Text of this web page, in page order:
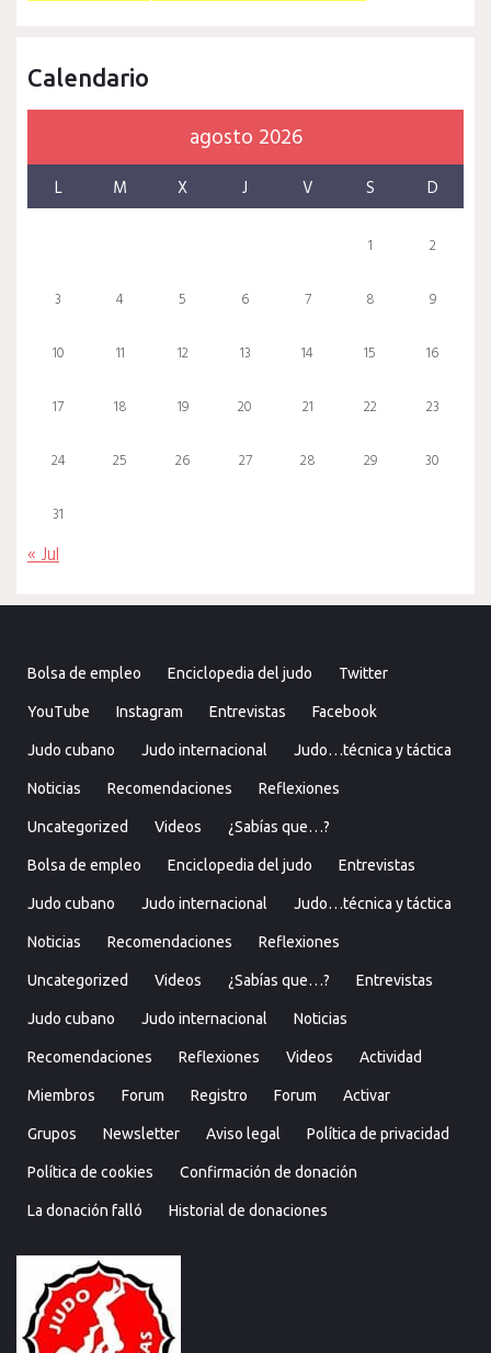
Calendario
agosto 2026
L M X J V S D
1 2
3 4 5 6 7 8 9
10 11 12 13 14 15 16
17 18 19 20 21 22 23
24 25 26 27 28 29 30
31
« Jul
Bolsa de empleo Enciclopedia del judo Twitter
YouTube Instagram Entrevistas Facebook
Judo cubano Judo internacional Judo…técnica y táctica
Noticias Recomendaciones Reflexiones
Uncategorized Videos ¿Sabías que…?
Bolsa de empleo Enciclopedia del judo Entrevistas
Judo cubano Judo internacional Judo…técnica y táctica
Noticias Recomendaciones Reflexiones
Uncategorized Videos ¿Sabías que…? Entrevistas
Judo cubano Judo internacional Noticias
Recomendaciones Reflexiones Videos Actividad
Miembros Forum Registro Forum Activar
Grupos Newsletter Aviso legal Política de privacidad
Política de cookies Confirmación de donación
La donación falló Historial de donaciones